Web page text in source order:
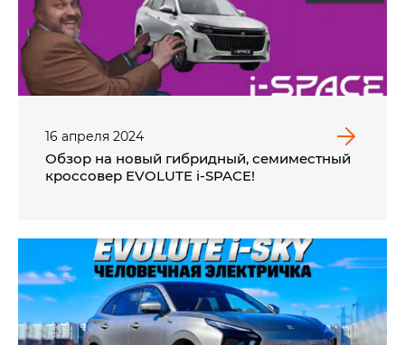
16 апреля 2024
Обзор на новый гибридный, семиместный
кроссовер EVOLUTE i‑SPACE!